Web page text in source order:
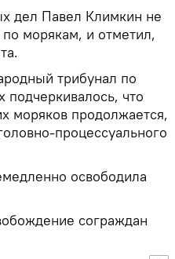
дел Павел Климкин не
морякам, и отметил,
трибунал по
что
моряков продолжается,
процессуального
освободила
сограждан